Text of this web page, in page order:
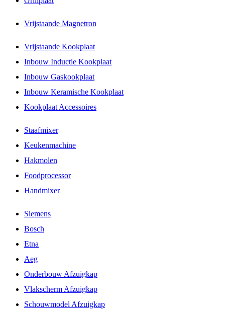
Vrijstaande Magnetron
Vrijstaande Kookplaat
Inbouw Inductie Kookplaat
Inbouw Gaskookplaat
Inbouw Keramische Kookplaat
Kookplaat Accessoires
Staafmixer
Keukenmachine
Hakmolen
Foodprocessor
Handmixer
Siemens
Bosch
Etna
Aeg
Onderbouw Afzuigkap
Vlakscherm Afzuigkap
Schouwmodel Afzuigkap